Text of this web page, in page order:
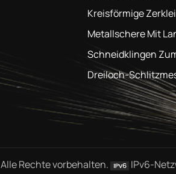
Kreisförmige
Metallschere Mit
Schneidklingen
Dreiloch-
Alle Rechte vorbehalten. IPv6-